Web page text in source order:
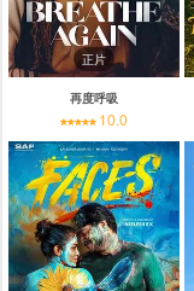
正片
再度呼吸
10.0